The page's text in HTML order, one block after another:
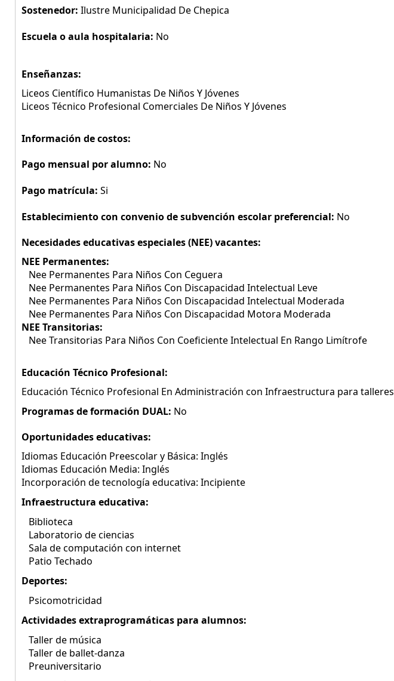
Sostenedor: Ilustre Municipalidad De Chepica
Escuela o aula hospitalaria: No
Enseñanzas:
Liceos Científico Humanistas De Niños Y Jóvenes
Liceos Técnico Profesional Comerciales De Niños Y Jóvenes
Información de costos:
Pago mensual por alumno: No
Pago matrícula: Si
Establecimiento con convenio de subvención escolar preferencial: No
Necesidades educativas especiales (NEE) vacantes:
NEE Permanentes:
Nee Permanentes Para Niños Con Ceguera
Nee Permanentes Para Niños Con Discapacidad Intelectual Leve
Nee Permanentes Para Niños Con Discapacidad Intelectual Moderada
Nee Permanentes Para Niños Con Discapacidad Motora Moderada
NEE Transitorias:
Nee Transitorias Para Niños Con Coeficiente Intelectual En Rango Limítrofe
Educación Técnico Profesional:
Educación Técnico Profesional En Administración con Infraestructura para talleres
Programas de formación DUAL: No
Oportunidades educativas:
Idiomas Educación Preescolar y Básica: Inglés
Idiomas Educación Media: Inglés
Incorporación de tecnología educativa: Incipiente
Infraestructura educativa:
Biblioteca
Laboratorio de ciencias
Sala de computación con internet
Patio Techado
Deportes:
Psicomotricidad
Actividades extraprogramáticas para alumnos:
Taller de música
Taller de ballet-danza
Preuniversitario